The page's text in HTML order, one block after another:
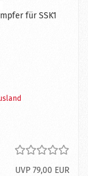
für SSK1
UVP 79,00 EUR